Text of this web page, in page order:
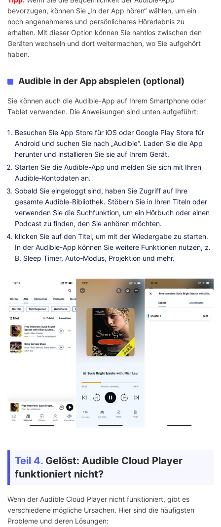
bevorzugen, können Sie „In der App hören“ wählen, um ein
noch angenehmeres und persönlicheres Hörerlebnis zu
erhalten. Mit dieser Option können Sie nahtlos zwischen den
Geräten wechseln und dort weitermachen, wo Sie aufgehört
haben.
Audible in der App abspielen (optional)
Sie können auch die Audible-App auf Ihrem Smartphone oder
Tablet verwenden. Die Anweisungen sind unten aufgeführt:
Besuchen Sie App Store für iOS oder Google Play Store für
Android und suchen Sie nach „Audible“. Laden Sie die App
herunter und installieren Sie sie auf Ihrem Gerät.
Starten Sie die Audible-App und melden Sie sich mit Ihren
Audible-Kontodaten an.
Sobald Sie eingeloggt sind, haben Sie Zugriff auf Ihre
gesamte Audible-Bibliothek. Stöbern Sie in Ihren Titeln oder
verwenden Sie die Suchfunktion, um ein Hörbuch oder einen
Podcast zu finden, den Sie anhören möchten.
klicken Sie auf den Titel, um mit der Wiedergabe zu starten.
In der Audible-App können Sie weitere Funktionen nutzen, z.
B. Sleep Timer, Auto-Modus, Projektion und mehr.
Teil 4. Gelöst: Audible Cloud Player
funktioniert nicht?
Wenn der Audible Cloud Player nicht funktioniert, gibt es
verschiedene mögliche Ursachen. Hier sind die häufigsten
Probleme und deren Lösungen: